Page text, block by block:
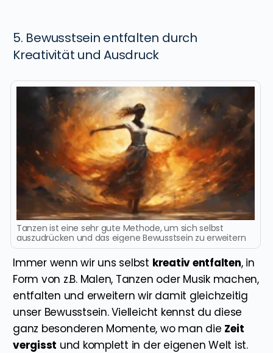
5. Bewusstsein entfalten durch
Kreativität und Ausdruck
Tanzen ist eine sehr gute Methode, um sich selbst
auszudrücken und das eigene Bewusstsein zu erweitern
Immer wenn wir uns selbst kreativ entfalten, in
Form von z.B. Malen, Tanzen oder Musik machen,
entfalten und erweitern wir damit gleichzeitig
unser Bewusstsein. Vielleicht kennst du diese
ganz besonderen Momente, wo man die Zeit
vergisst und komplett in der eigenen Welt ist.